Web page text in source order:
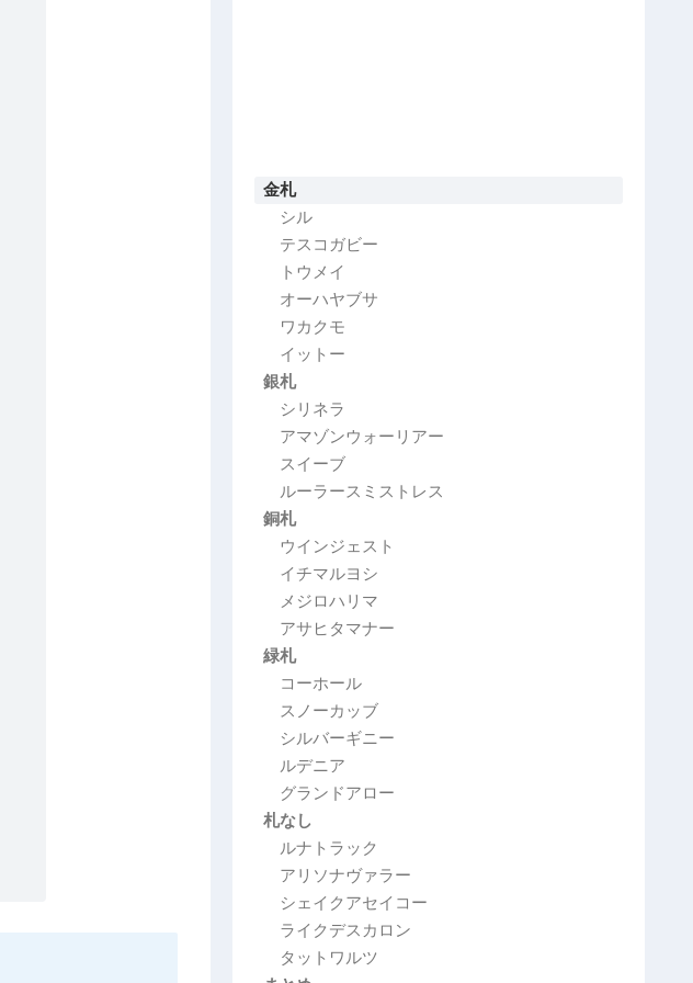
金札
シル
テスコガビー
トウメイ
オーハヤブサ
ワカクモ
イットー
銀札
シリネラ
アマゾンウォーリアー
スイーブ
ルーラースミストレス
銅札
ウインジェスト
イチマルヨシ
メジロハリマ
アサヒタマナー
緑札
コーホール
スノーカッブ
シルバーギニー
ルデニア
グランドアロー
札なし
ルナトラック
アリソナヴァラー
シェイクアセイコー
ライクデスカロン
タットワルツ